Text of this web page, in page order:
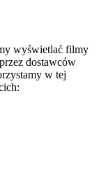
wyświetlać filmy
dostawców
w tej